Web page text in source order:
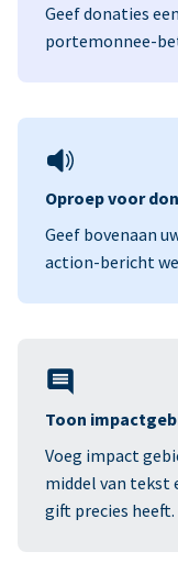
Geef donaties
portemonnee-
Oproep voor
Geef bovenaan
action-bericht
Toon
Voeg impact
middel van tekst
gift precies heeft.